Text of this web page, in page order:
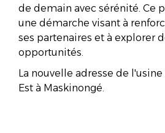
de demain avec sérénité. Ce
une démarche visant à
ses partenaires et à explorer
opportunités.
La nouvelle adresse de l'usine
Est à Maskinongé.